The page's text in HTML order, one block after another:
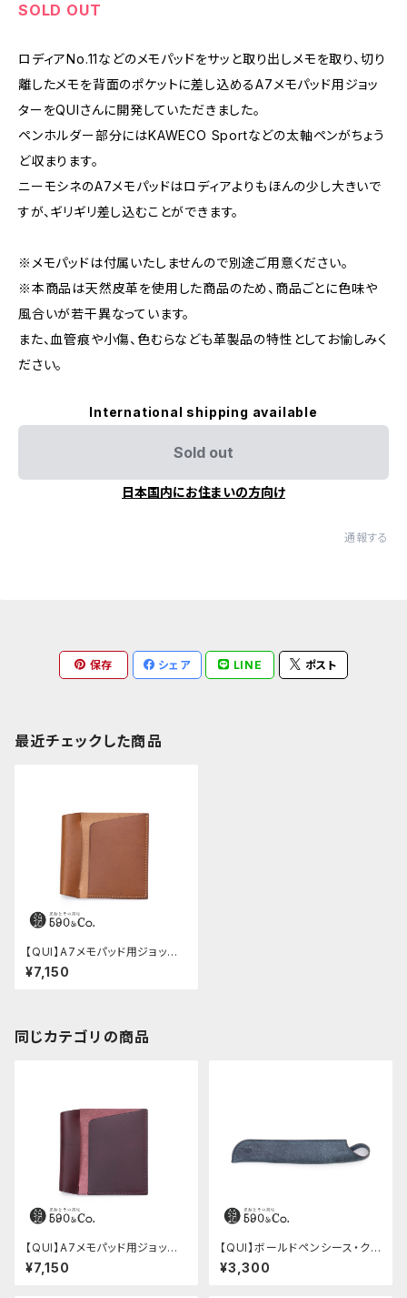
SOLD OUT
ロディアNo.11などのメモパッドをサッと取り出しメモを取り、切り
離したメモを背面のポケットに差し込めるA7メモパッド用ジョッ
ターをQUIさんに開発していただきました。
ペンホルダー部分にはKAWECO Sportなどの太軸ペンがちょう
ど収まります。
ニーモシネのA7メモパッドはロディアよりもほんの少し大きいで
すが、ギリギリ差し込むことができます。
※メモパッドは付属いたしませんので別途ご用意ください。
※本商品は天然皮革を使用した商品のため、商品ごとに色味や
風合いが若干異なっています。
また、血管痕や小傷、色むらなども革製品の特性としてお愉しみく
ださい。
International shipping available
Sold out
日本国内にお住まいの方向け
通報する
保存 シェア LINE ポスト
最近チェックした商品
【QUI】A7メモパッド用ジョッタ
ー・ブッテーロ (キャメル)
¥7,150
同じカテゴリの商品
【QUI】A7メモパッド用ジョッタ
ー・ブッテーロ (ワイン)
¥7,150
【QUI】ボールドペンシース・ク
ードゥー (ブルー)
¥3,300